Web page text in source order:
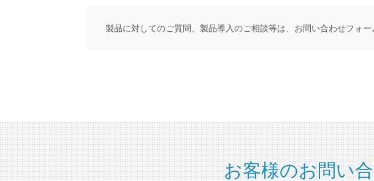
製品に対してのご質問、製品導入のご相談等は、 お問い合わせフォー
お客様のお問い